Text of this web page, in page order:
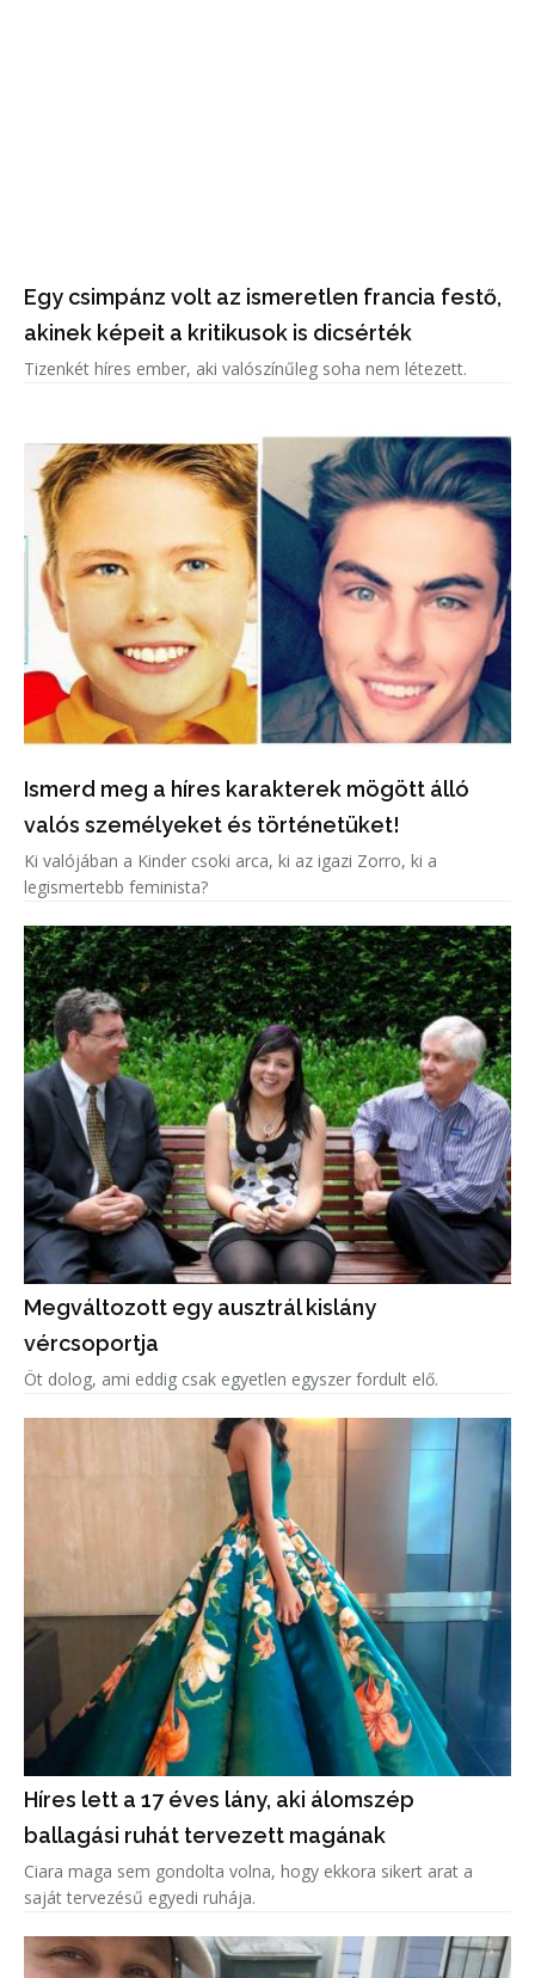
Egy csimpánz volt az ismeretlen francia festő,
akinek képeit a kritikusok is dicsérték
Tizenkét híres ember, aki valószínűleg soha nem létezett.
Ismerd meg a híres karakterek mögött álló
valós személyeket és történetüket!
Ki valójában a Kinder csoki arca, ki az igazi Zorro, ki a
legismertebb feminista?
Megváltozott egy ausztrál kislány
vércsoportja
Öt dolog, ami eddig csak egyetlen egyszer fordult elő.
Híres lett a 17 éves lány, aki álomszép
ballagási ruhát tervezett magának
Ciara maga sem gondolta volna, hogy ekkora sikert arat a
saját tervezésű egyedi ruhája.